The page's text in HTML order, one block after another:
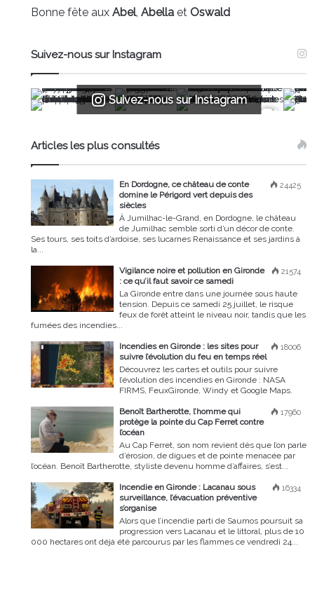
Bonne fête auxAbel,Abella et Oswald
Suivez-nous sur Instagram
Suivez-nous sur Instagram
Articles les plus consultés
24425
En Dordogne, ce château de conte
domine le Périgord vert depuis des
siècles
À Jumilhac-le-Grand, en Dordogne, le château
de Jumilhac semble sorti d’un décor de conte.
Ses tours, ses toits d’ardoise, ses lucarnes Renaissance et ses jardins à
la...
21574
Vigilance noire et pollution en Gironde
: ce qu’il faut savoir ce samedi
La Gironde entre dans une journée sous haute
tension. Depuis ce samedi 25 juillet, le risque
feux de forêt atteint le niveau noir, tandis que les
fumées des incendies...
18006
Incendies en Gironde : les sites pour
suivre l’évolution du feu en temps réel
Découvrez les cartes et outils pour suivre
l’évolution des incendies en Gironde : NASA
FIRMS, FeuxGironde, Windy et Google Maps.
17960
Benoît Bartherotte, l’homme qui
protège la pointe du Cap Ferret contre
l’océan
Au Cap Ferret, son nom revient dès que l’on parle
d’érosion, de digues et de pointe menacée par
l’océan. Benoît Bartherotte, styliste devenu homme d’affaires, s’est...
16334
Incendie en Gironde : Lacanau sous
surveillance, l’évacuation préventive
s’organise
Alors que l’incendie parti de Saumos poursuit sa
progression vers Lacanau et le littoral, plus de 10
000 hectares ont déjà été parcourus par les flammes ce vendredi 24...